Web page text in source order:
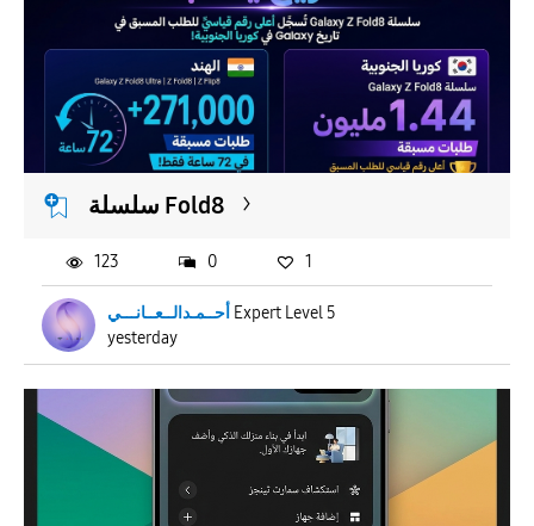
سلسلة Fold8
أحــمـدالــعــانـــي Expert Level 5
yesterday
123 0 1